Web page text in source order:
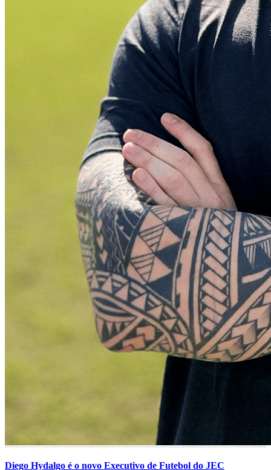
Diego Hydalgo é o novo Executivo de Futebol do JEC